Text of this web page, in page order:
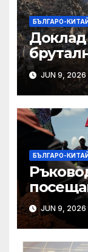
БЪЛГАРО-
JUN 9, 2026
БЪЛГАРО-
Ебола
от ДРК
JUN 9, 2026